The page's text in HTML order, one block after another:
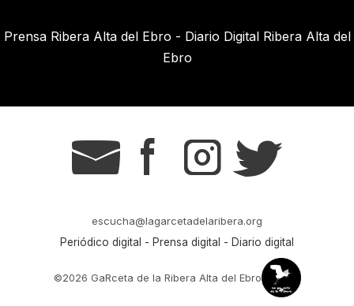
Prensa Ribera Alta del Ebro - Diario Digital Ribera Alta del
Ebro
g s t r
escucha@lagarcetadelaribera.org
Periódico digital - Prensa digital - Diario digital
©2026 GaRceta de la Ribera Alta del Ebro